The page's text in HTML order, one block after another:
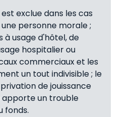
exclue dans les cas
personne morale ;
à usage d'hôtel, de
hospitalier ou
commerciaux et les
un tout indivisible ; le
de jouissance
apporte un trouble
fonds.